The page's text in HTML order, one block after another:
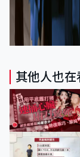
其他人也在